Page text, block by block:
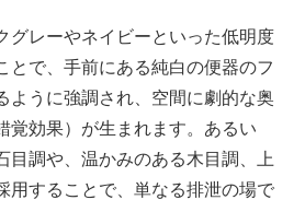
グレーやネイビーといった低明度
とで、手前にある純白の便器のフ
ように強調され、空間に劇的な奥
覚効果）が生まれます。あるい
目調や、温かみのある木目調、上
用することで、単なる排泄の場で